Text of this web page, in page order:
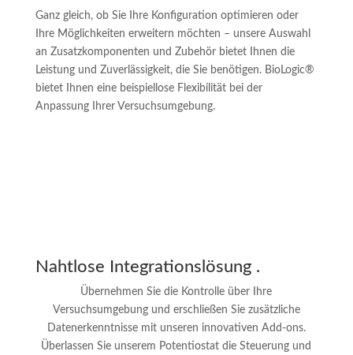
Ganz gleich, ob Sie Ihre Konfiguration optimieren oder
Ihre Möglichkeiten erweitern möchten – unsere Auswahl
an Zusatzkomponenten und Zubehör bietet Ihnen die
Leistung und Zuverlässigkeit, die Sie benötigen. BioLogic®
bietet Ihnen eine beispiellose Flexibilität bei der
Anpassung Ihrer Versuchsumgebung.
Nahtlose Integrationslösung .
Übernehmen Sie die Kontrolle über Ihre
Versuchsumgebung und erschließen Sie zusätzliche
Datenerkenntnisse mit unseren innovativen Add-ons.
Überlassen Sie unserem Potentiostat die Steuerung und